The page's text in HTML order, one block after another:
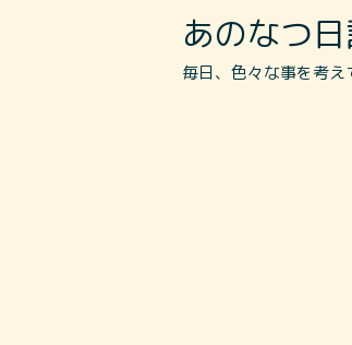
あのなつ
毎日、色々な事を考え